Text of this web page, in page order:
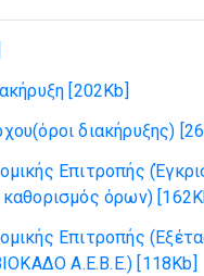
[202Kb]
διακήρυξης)
Επιτροπής
όρων)
Επιτροπής
Α.Ε.Β.Ε.) [118Kb]